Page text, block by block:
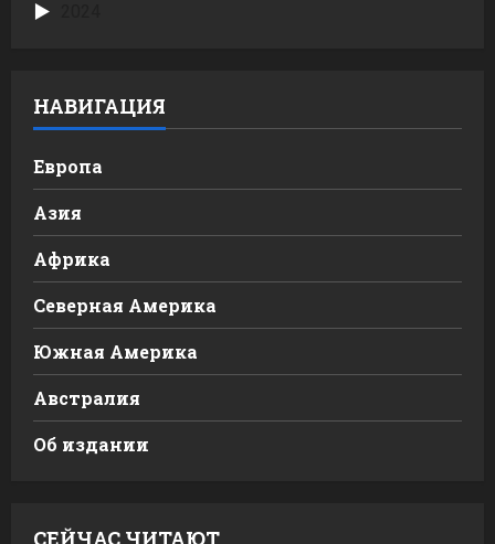
НАВИГАЦИЯ
Европа
Азия
Африка
Северная Америка
Южная Америка
Австралия
Об издании
СЕЙЧАС ЧИТАЮТ